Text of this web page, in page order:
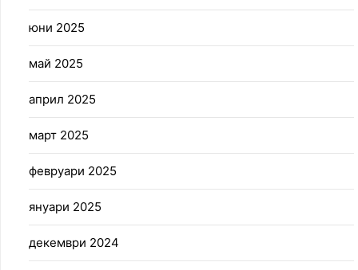
юни 2025
май 2025
април 2025
март 2025
февруари 2025
януари 2025
декември 2024